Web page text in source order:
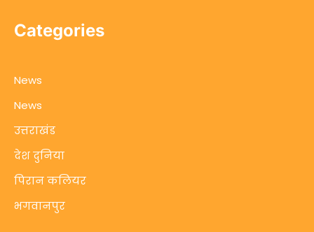
Categories
News
News
उत्तराखंड
देश दुनिया
पिरान कलियर
भगवानपुर